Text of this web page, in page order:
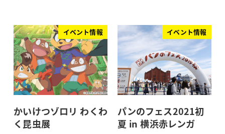
イベント情報
かいけつゾロリ わくわ
く昆虫展
イベント情報
パンのフェス2021初
夏 in 横浜赤レンガ